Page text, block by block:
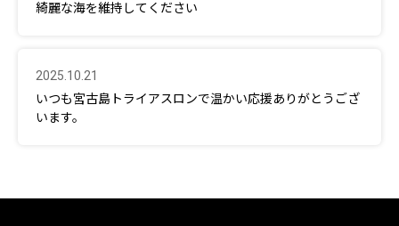
綺麗な海を維持してください
2025.10.21
いつも宮古島トライアスロンで温かい応援ありがとうござ
います。